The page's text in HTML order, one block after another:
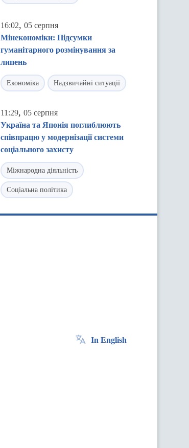
16:02, 05 серпня
Мінекономіки: Підсумки
гуманітарного розмінування за
липень
Економіка Надзвичайні ситуації
11:29, 05 серпня
Україна та Японія поглиблюють
співпрацю у модернізації системи
соціального захисту
Міжнародна діяльність
Соціальна політика
In English